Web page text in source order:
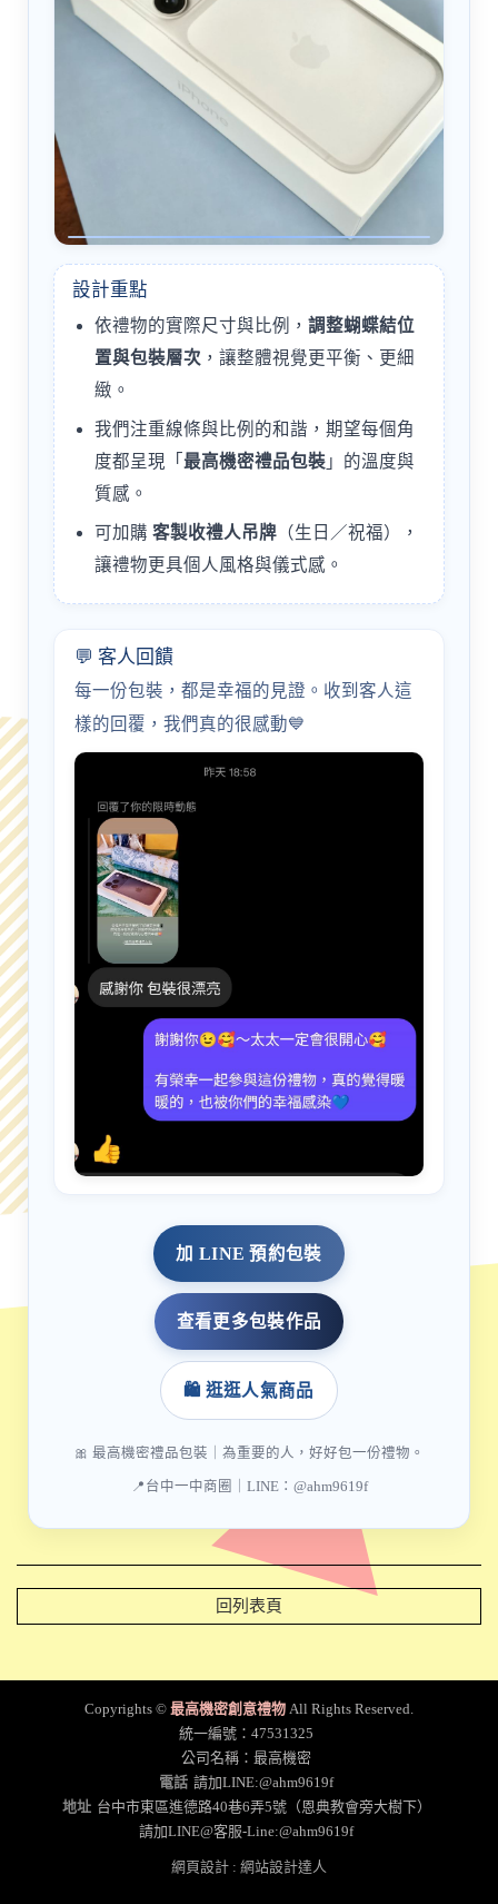
設計重點
依禮物的實際尺寸與比例， 調整蝴蝶結位
置與包裝層次 ，讓整體視覺更平衡、更細
緻。
我們注重線條與比例的和諧，期望每個角
度都呈現「 最高機密禮品包裝 」的溫度與
質感。
可加購 客製收禮人吊牌 （生日／祝福），
讓禮物更具個人風格與儀式感。
💬 客人回饋
每一份包裝，都是幸福的見證。收到客人這
樣的回覆，我們真的很感動💙
加 LINE 預約包裝
查看更多包裝作品
🛍️ 逛逛人氣商品
🎀 最高機密禮品包裝｜為重要的人，好好包一份禮物。
📍台中一中商圈｜LINE：@ahm9619f
回列表頁
Copyrights © 最高機密創意禮物 All Rights Reserved.
統一編號：47531325
公司名稱：最高機密
電話 請加LINE:@ahm9619f
地址 台中市東區進德路40巷6弄5號（恩典教會旁大樹下）
請加LINE@客服-Line:@ahm9619f
網頁設計 : 網站設計達人